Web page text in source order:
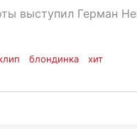
выступил Герман
блондинка хит